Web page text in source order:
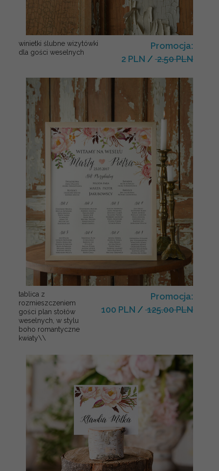
winietki ślubne wizytówki
dla gości weselnych
Promocja:
2 PLN / 2.50 PLN
tablica z
rozmieszczeniem
gości plan stołów
weselnych, w stylu
boho romantyczne
kwiaty\\
Promocja:
100 PLN / 125.00 PLN